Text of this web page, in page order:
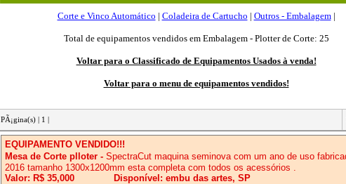
Corte e Vinco Automático | Coladeira de Cartucho | Outros - Embalagem|
Total de equipamentos vendidos em Embalagem - Plotter de Corte: 25
Voltar para o Classificado de Equipamentos Usados à venda!
Voltar para o menu de equipamentos vendidos!
PÃ¡gina(s) | 1 |
EQUIPAMENTO VENDIDO!!!
Mesa de Corte plloter - SpectraCut maquina seminova com um ano de uso
2016 tamanho 1300x1200mm esta completa com todos os acessórios .
Valor: R$ 35,000
Disponível: embu das artes, SP